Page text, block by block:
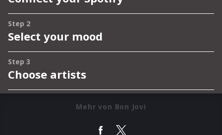
Mehr von Bon Jovi